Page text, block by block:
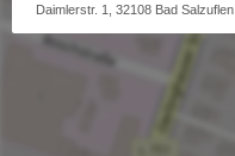
Daimlerstr. 1, 32108 Bad Salzuflen